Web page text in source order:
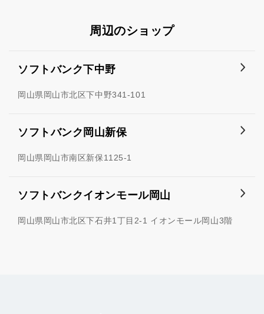
周辺のショップ
ソフトバンク下中野
岡山県岡山市北区下中野341-101
ソフトバンク岡山新保
岡山県岡山市南区新保1125-1
ソフトバンクイオンモール岡山
岡山県岡山市北区下石井1丁目2-1 イオンモール岡山3階